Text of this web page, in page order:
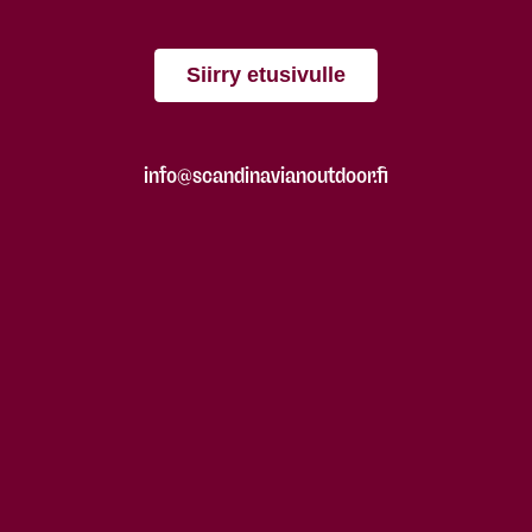
Siirry etusivulle
info@scandinavianoutdoor.fi